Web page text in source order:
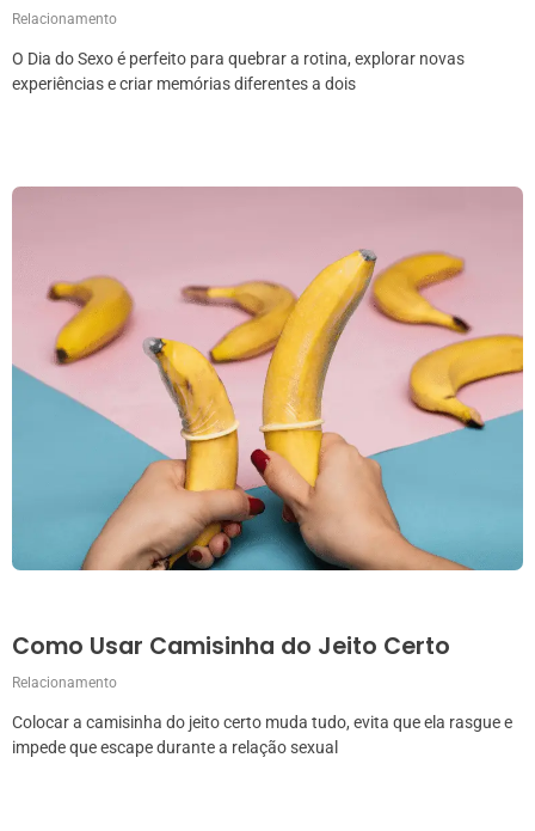
Relacionamento
O Dia do Sexo é perfeito para quebrar a rotina, explorar novas
experiências e criar memórias diferentes a dois
Como Usar Camisinha do Jeito Certo
Relacionamento
Colocar a camisinha do jeito certo muda tudo, evita que ela rasgue e
impede que escape durante a relação sexual